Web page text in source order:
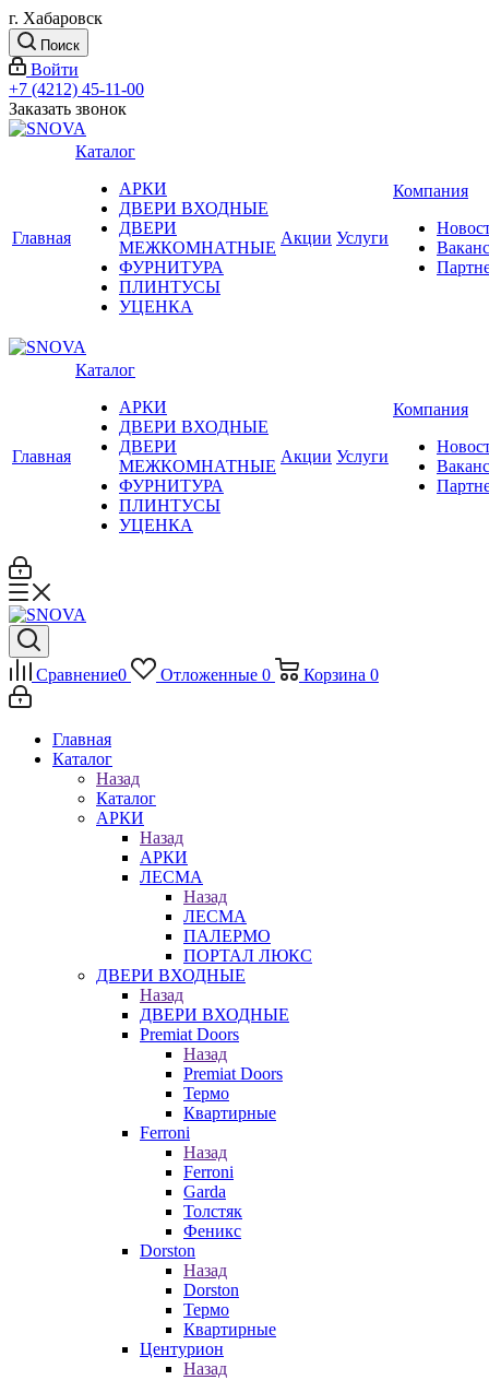
г. Хабаровск
Поиск
Войти
+7 (4212) 45-11-00
Заказать звонок
Главная
Каталог
АРКИ
ДВЕРИ ВХОДНЫЕ
ДВЕРИ
МЕЖКОМНАТНЫЕ
ФУРНИТУРА
ПЛИНТУСЫ
УЦЕНКА
Акции Услуги
Компания
Главная
Каталог
АРКИ
ДВЕРИ ВХОДНЫЕ
ДВЕРИ
МЕЖКОМНАТНЫЕ
ФУРНИТУРА
ПЛИНТУСЫ
УЦЕНКА
Акции Услуги
Компания
Сравнение0 Отложенные 0 Корзина 0
Главная
Каталог
Назад
Каталог
АРКИ
Назад
АРКИ
ЛЕСМА
Назад
ЛЕСМА
ПАЛЕРМО
ПОРТАЛ ЛЮКС
ДВЕРИ ВХОДНЫЕ
Назад
ДВЕРИ ВХОДНЫЕ
Premiat Doors
Назад
Premiat Doors
Термо
Квартирные
Ferroni
Назад
Ferroni
Garda
Толстяк
Феникс
Dorston
Назад
Dorston
Термо
Квартирные
Центурион
Назад